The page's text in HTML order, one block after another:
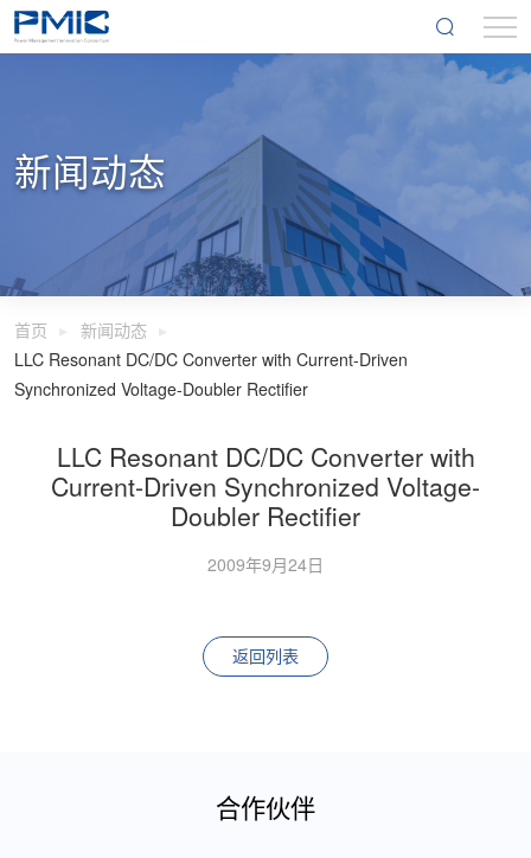
新闻动态
首页
新闻动态
LLC Resonant DC/DC Converter with Current-Driven
Synchronized Voltage-Doubler Rectifier
LLC Resonant DC/DC Converter with
Current-Driven Synchronized Voltage-
Doubler Rectifier
2009年9月24日
返回列表
合作伙伴